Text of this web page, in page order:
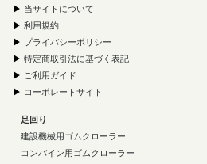
▶ 当サイトについて
▶ 利用規約
▶ プライバシーポリシー
▶ 特定商取引法に基づく表記
▶ ご利用ガイド
▶ コーポレートサイト
足回り
建設機械用ゴムクローラー
コンバイン用ゴムクローラー